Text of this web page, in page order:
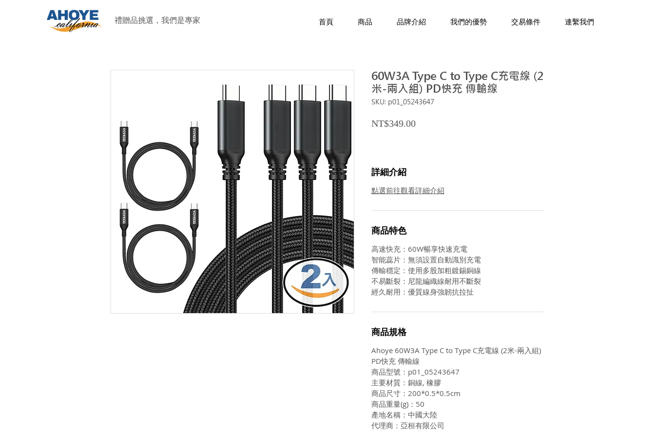
禮贈品挑選，我們是專家 首頁 商品 品牌介紹 我們的優勢 交易條件 連繫我們
60W3A Type C to Type C充電線 (2
米-兩入組) PD快充 傳輸線
SKU: p01_05243647
NT$349.00Price
詳細介紹
點選前往觀看詳細介紹
商品特色
高速快充：60W暢享快速充電
智能蕊片：無須設置自動識別充電
傳輸穩定：使用多股加粗鍍錫銅線
不易斷裂：尼龍編織線耐用不斷裂
經久耐用：優質線身強韌抗拉扯
商品規格
Ahoye 60W3A Type C to Type C充電線 (2米-兩入組)
PD快充 傳輸線
商品型號：p01_05243647
主要材質：銅線, 橡膠
商品尺寸：200*0.5*0.5cm
商品重量(g)：50
產地名稱：中國大陸
代理商：亞桓有限公司